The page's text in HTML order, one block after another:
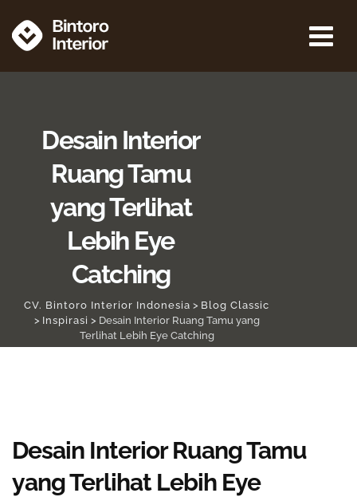
Desain Interior
Ruang Tamu
yang Terlihat
Lebih Eye
Catching
CV. Bintoro Interior Indonesia > Blog Classic
> Inspirasi > Desain Interior Ruang Tamu yang
Terlihat Lebih Eye Catching
Desain Interior Ruang Tamu
yang Terlihat Lebih Eye